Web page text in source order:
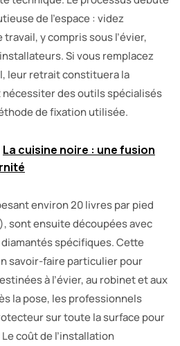
de l’espace : videz
y compris sous l’évier,
Si vous remplacez
leur retrait constituera la
des outils spécialisés
de fixation utilisée.
La cuisine noire : une fusion
environ 20 livres par pied
sont ensuite découpées avec
diamantés spécifiques. Cette
savoir-faire particulier pour
à l’évier, au robinet et aux
la pose, les professionnels
sur toute la surface pour
coût de l’installation